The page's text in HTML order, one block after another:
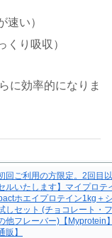
速い）
くり吸収）
に効率的になりま
初回ご利用の方限定。2回目
ルいたします】マイプロテ
ホエイプロテイン1kg＋
しセット (チョコレート・
他フレーバー)【Myprotein
販】